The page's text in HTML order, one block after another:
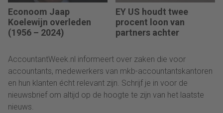
Econoom Jaap
Koelewijn overleden
(1956 – 2024)
EY US houdt twee
procent loon van
partners achter
AccountantWeek.nl informeert over zaken die voor
accountants, medewerkers van mkb-accountantskantoren
en hun klanten écht relevant zijn. Schrijf je in voor de
nieuwsbrief om altijd op de hoogte te zijn van het laatste
nieuws.